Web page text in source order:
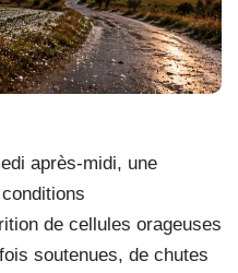
après-midi, une
de cellules orageuses
soutenues, de chutes